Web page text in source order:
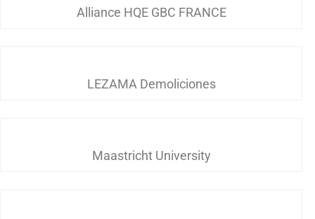
Alliance HQE GBC FRANCE
LEZAMA Demoliciones
Maastricht University